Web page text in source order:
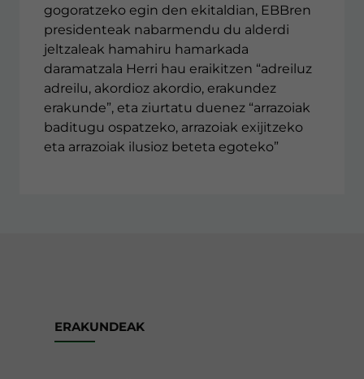
gogoratzeko egin den ekitaldian, EBBren
presidenteak nabarmendu du alderdi
jeltzaleak hamahiru hamarkada
daramatzala Herri hau eraikitzen “adreiluz
adreilu, akordioz akordio, erakundez
erakunde”, eta ziurtatu duenez “arrazoiak
baditugu ospatzeko, arrazoiak exijitzeko
eta arrazoiak ilusioz beteta egoteko”
ERAKUNDEAK